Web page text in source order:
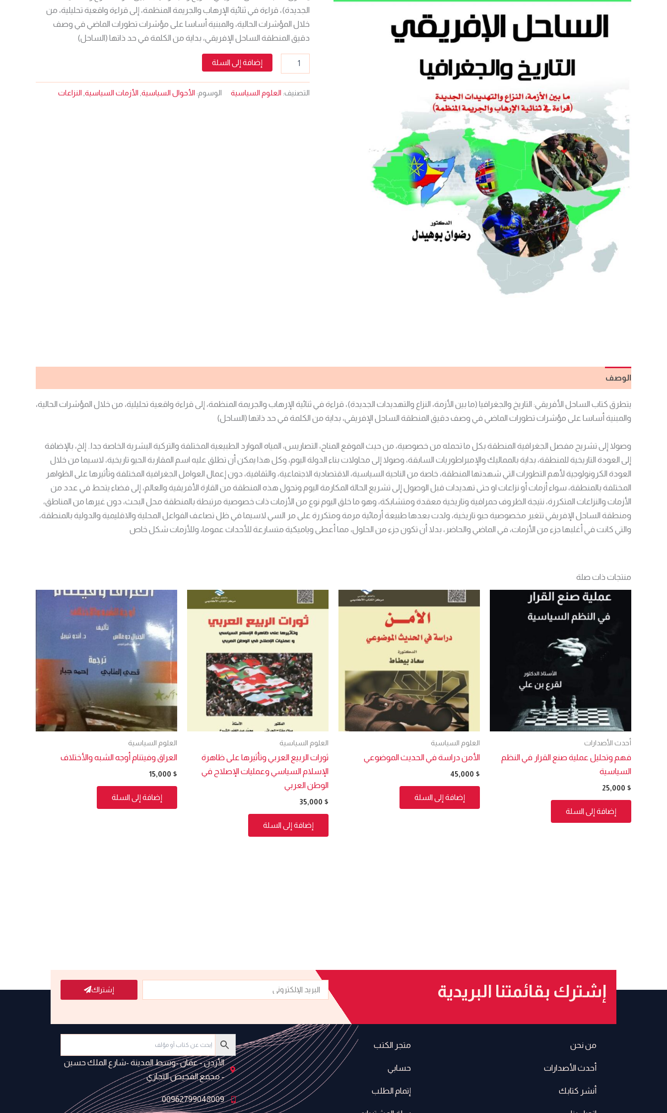
الجديدة)، قراءة في ثنائية الإرهاب والجريمة المنظمة، إلى قراءة واقعية تحليلية، من
خلال المؤشرات الحالية، والمبنية أساسا على مؤشرات تطورات الماضي في وصف
دقيق المنطقة الساحل الإفريقي، بداية من الكلمة في حد ذاتها (الساحل)
القراءة
في
ثنائية
الإرهاب
والجريمة
إضافة إلى السلة
التصنيف: العلوم السياسية الوسوم: الأحوال السياسية الأزمات السياسية النزاعات
الوصف
يتطرق كتاب الساحل الأفريقي: التاريخ والجغرافيا (ما بين الأزمة، النزاع والتهديدات الجديدة)، قراءة في ثنائية الإرهاب والجريمة المنظمة، إلى قراءة واقعية تحليلية، من خلال المؤشرات الحالية،
والمبنية أساسا على مؤشرات تطورات الماضي في وصف دقيق المنطقة الساحل الإفريقي، بداية من الكلمة في حد ذاتها (الساحل)
وصولا إلى تشريح مفصل الجغرافية المنطقة بكل ما تحمله من خصوصية، من حيث الموقع المناح، التصاريس، المياه الموارد الطبيعية المختلفة والتركية البشرية الخاصة جدا.. إلخ، بالإضافة
إلى العودة التاريخية للمنطقة، بداية بالمماليك والإمبراطوريات السابقة، وصولا إلى محاولات بناء الدولة اليوم، وكل هذا يمكن أن تطلق عليه اسم المقاربة الحيو تاريخية، لاسيما من خلال
العودة الكرونولوجية لأهم التطورات التي شهدتها المنطقة، خاصة من الناحية السياسية، الاقتصادية الاجتماعية، والثقافية، دون إعمال العوامل الجغرافية المختلفة وتأثيرها على الظواهر
المختلفة بالمنطقة، سواء أزمات أو نزاعات او حتى تهديدات قبل الوصول إلى تشريع الحالة المكارمة اليوم وتحول هذه المنطقة من القارة الأفريقية والعالم، إلى فضاء يتحط في عدد من
الأزمات والنزاعات المتكررة، نتيجة الظروف حمرافية وتاريخية معقدة ومتشابكة، وهو ما خلق اليوم نوع من الأزمات ذات خصوصية مرتبطة بالمنطقة محل البحث، دون غيرها من المناطق،
ومنطقة الساحل الإفريقي تتغير مخصوصية حيو تاريخية، ولدت بعدها طبيعة أرمائية مرمة ومتكررة على مر السي لاسيما في ظل تصاعف الفواعل المحلية والاقليمية والدولية بالمنطقة،
والتي كانت في أغلبها جزء من الأزمات، في الماضي والحاضر، بدلا أن تكون جزء من الحلول، مما أعطى وياميكية متسارعة للأحداث عموما، وللأزمات شكل خاص
منتجات ذات صلة
أحدث الأصدارات
فهم وتحليل عملية صنع القرار في النظم
السياسية
25,000 $
إضافة إلى السلة
العلوم السياسية
الأمن دراسة في الحديث الموضوعي
45,000 $
إضافة إلى السلة
العلوم السياسية
ثورات الربيع العربي وتأثيرها على ظاهرة
الإسلام السياسي وعمليات الإصلاح في
الوطن العربي
35,000 $
إضافة إلى السلة
العلوم السياسية
العراق وفيتنام أوجه الشبه والأختلاف
15,000 $
إضافة إلى السلة
إشترك بقائمتنا البريدية
الإلكتروني
إشتراك
من نحن
أحدث الأصدارات
أنشر كتابك
متجر الكتب
حسابي
إتمام الطلب
الأردن - عمَان -وسط المدينة -شارع الملك حسين
- مجمع الفحيص التجاري
00962799048009